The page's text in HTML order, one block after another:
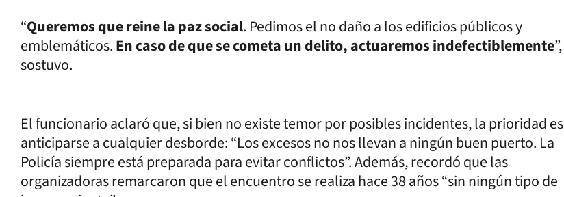
“Queremos que reine la paz social. Pedimos el no daño a los edificios públicos y
emblemáticos.En caso de que se cometa un delito, actuaremos indefectiblemente”,
sostuvo.
El funcionario aclaró que, si bien no existe temor por posibles incidentes, la prioridad es
anticiparse a cualquier desborde: “Los excesos no nos llevan a ningún buen puerto. La
Policía siempre está preparada para evitar conflictos”. Además, recordó que las
organizadoras remarcaron que el encuentro se realiza hace 38 años “sin ningún tipo de